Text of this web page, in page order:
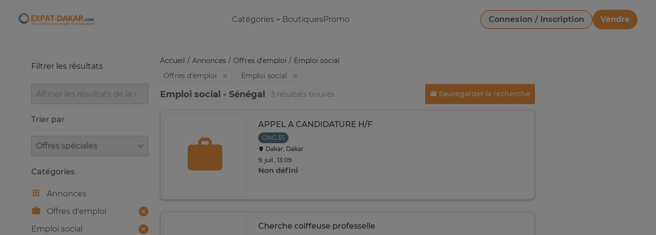
Expat-Dakar Catégories BoutiquesPromo Connexion / Inscription
Vendre
Télécharger une image
Accueil Annonces Offres d'emploi
Emploi social
Offres d'emploi
Emploi social
Emploi social - Sénégal 3 résultats trouvés Sauvegarder la recherche
APPEL A CANDIDATURE H/F
ONG 3S
Dakar, Dakar
9. juil., 13:09
Non défini
Cherche coiffeuse professelle
Filtrer les résultats
Trier par
Trier par
Catégories
Annonces
Offres d'emploi
Emploi social